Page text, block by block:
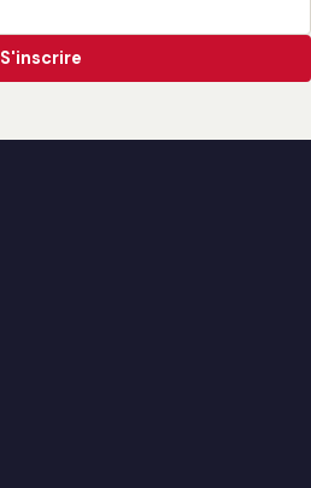
S'inscrire